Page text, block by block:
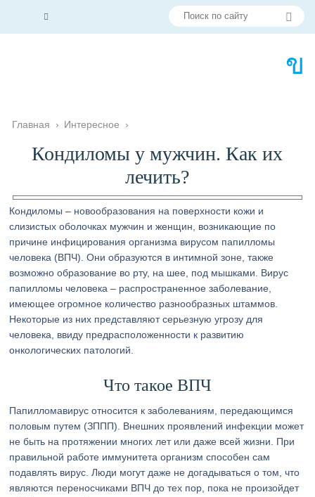
Главная › Интересное ›
Кондиломы у мужчин. Как их
лечить?
Кондиломы – новообразования на поверхности кожи и
слизистых оболочках мужчин и женщин, возникающие по
причине инфицирования организма вирусом папилломы
человека (ВПЧ). Они образуются в интимной зоне, также
возможно образование во рту, на шее, под мышками. Вирус
папилломы человека – распространенное заболевание,
имеющее огромное количество разнообразных штаммов.
Некоторые из них представляют серьезную угрозу для
человека, ввиду предрасположенности к развитию
онкологических патологий.
Что такое ВПЧ
Папилломавирус относится к заболеваниям, передающимся
половым путем (ЗППП). Внешних проявлений инфекции может
не быть на протяжении многих лет или даже всей жизни. При
правильной работе иммунитета организм способен сам
подавлять вирус. Люди могут даже не догадываться о том, что
являются переносчиками ВПЧ до тех пор, пока не произойдет